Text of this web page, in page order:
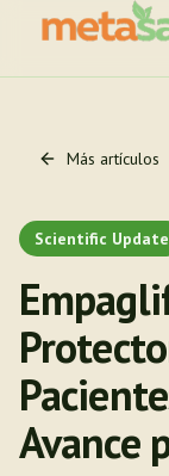
Más artículos
Scientific Update
Avance